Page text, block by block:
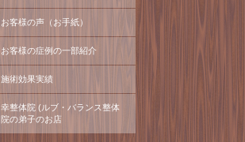
お客様の声（お手紙）
お客様の症例の一部紹介
施術効果実績
幸整体院 (ルブ・バランス整体
院の弟子のお店